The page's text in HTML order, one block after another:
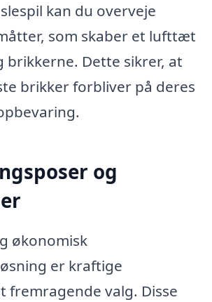
kan du overveje
som skaber et lufttæt
brikkerne. Dette sikrer, at
brikker forbliver på deres
og
økonomisk
er kraftige
fremragende valg. Disse